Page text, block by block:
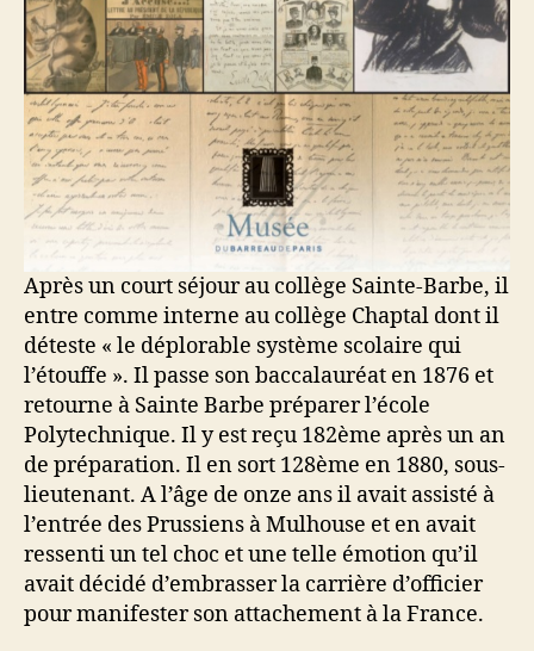
Après un court séjour au collège Sainte-Barbe, il
entre comme interne au collège Chaptal dont il
déteste « le déplorable système scolaire qui
l’étouffe ». Il passe son baccalauréat en 1876 et
retourne à Sainte Barbe préparer l’école
Polytechnique. Il y est reçu 182ème après un an
de préparation. Il en sort 128ème en 1880, sous-
lieutenant. A l’âge de onze ans il avait assisté à
l’entrée des Prussiens à Mulhouse et en avait
ressenti un tel choc et une telle émotion qu’il
avait décidé d’embrasser la carrière d’officier
pour manifester son attachement à la France.